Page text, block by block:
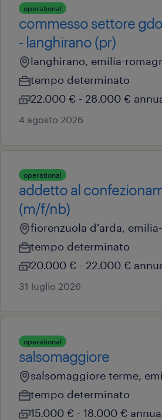
operational
commesso settore
- langhirano (pr)
langhirano, emilia-
tempo determinato
22.000 € - 28.000 €
4 agosto 2026
operational
addetto al
(m/f/nb)
fiorenzuola d'arda,
tempo determinato
20.000 € - 22.000 €
31 luglio 2026
operational
salsomaggiore
salsomaggiore terme,
tempo determinato
15.000 € - 18.000 €